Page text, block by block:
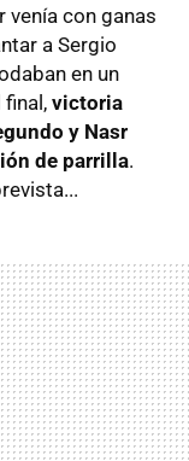
venía con ganas
a Sergio
en un
victoria
y Nasr
de parrilla.